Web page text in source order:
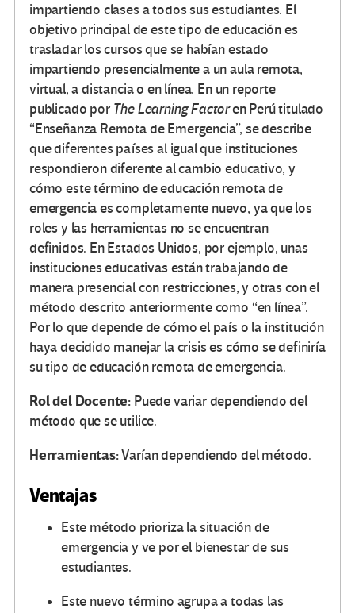
impartiendo clases a todos sus estudiantes. El
objetivo principal de este tipo de educación es
trasladar los cursos que se habían estado
impartiendo presencialmente a un aula remota,
virtual, a distancia o en línea. En un reporte
publicado por The Learning Factoren Perú titulado
“Enseñanza Remota de Emergencia”, se describe
que diferentes países al igual que instituciones
respondieron diferente al cambio educativo, y
cómo este término de educación remota de
emergencia es completamente nuevo, ya que los
roles y las herramientas no se encuentran
definidos. En Estados Unidos, por ejemplo, unas
instituciones educativas están trabajando de
manera presencial con restricciones, y otras con el
método descrito anteriormente como “en línea”.
Por lo que depende de cómo el país o la institución
haya decidido manejar la crisis es cómo se definiría
su tipo de educación remota de emergencia.
Rol del Docente: Puede variar dependiendo del
método que se utilice.
Herramientas:Varían dependiendo del método.
Ventajas
Este método prioriza la situación de
emergencia y ve por el bienestar de sus
estudiantes.
Este nuevo término agrupa a todas las